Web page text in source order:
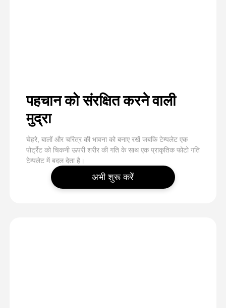
पहचान को संरक्षित करने वाली
मुद्रा
चेहरे, बालों और चरित्र की भावना को बनाए रखें जबकि टेम्पलेट एक
पोर्ट्रेट को चिकनी ऊपरी शरीर की गति के साथ एक प्राकृतिक फोटो गति
टेम्पलेट में बदल देता है।
अभी शुरू करें